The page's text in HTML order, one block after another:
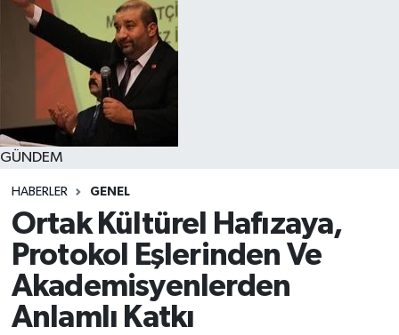
GÜNDEM
HABERLER GENEL
Ortak Kültürel Hafızaya,
Protokol Eşlerinden Ve
Akademisyenlerden
Anlamlı Katkı